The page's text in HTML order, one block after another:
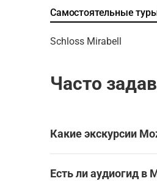
Самостоятельные
Schloss Mirabell
Часто
Какие экскурсии
Есть ли аудиогид в